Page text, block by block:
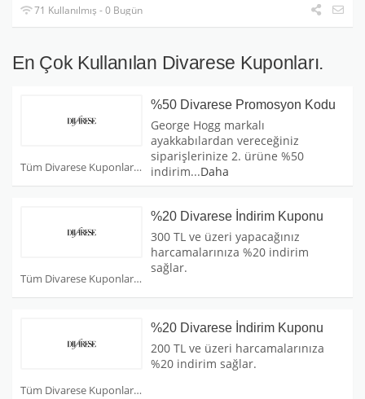
71 Kullanılmış - 0 Bugün
En Çok Kullanılan Divarese Kuponları.
Tüm Divarese Kuponları
%50 Divarese Promosyon Kodu
George Hogg markalı
ayakkabılardan vereceğiniz
siparişlerinize 2. ürüne %50
indirim...Daha
Tüm Divarese Kuponları
%20 Divarese İndirim Kuponu
300 TL ve üzeri yapacağınız
harcamalarınıza %20 indirim
sağlar.
Tüm Divarese Kuponları
%20 Divarese İndirim Kuponu
200 TL ve üzeri harcamalarınıza
%20 indirim sağlar.